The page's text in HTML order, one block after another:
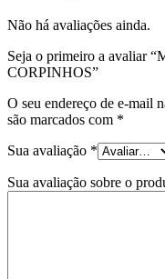
Não há avaliações ainda.
Seja o primeiro a avaliar
CORPINHOS”
O seu endereço de e-mail
são marcados com *
Sua avaliação *
Sua avaliação sobre o